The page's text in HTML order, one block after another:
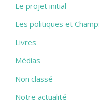
Le projet initial
Les politiques et
Livres
Médias
Non classé
Notre actualité